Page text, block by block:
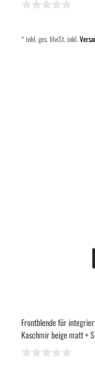
*inkl. ges. MwSt.inkl.
Frontblende für
Kaschmir beige matt +